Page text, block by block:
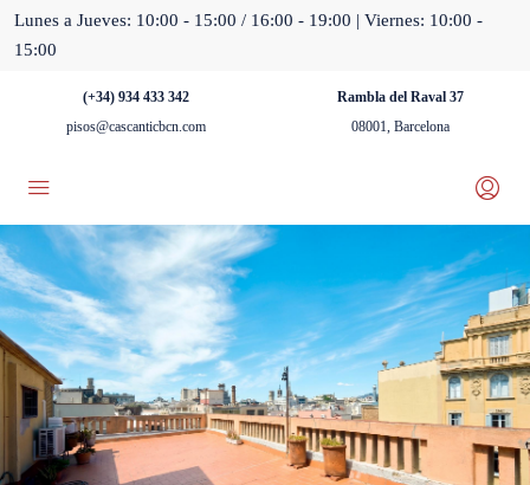
Lunes a Jueves: 10:00 - 15:00 / 16:00 - 19:00 | Viernes: 10:00 -
15:00
(+34) 934 433 342
pisos@cascanticbcn.com
Rambla del Raval 37
08001, Barcelona